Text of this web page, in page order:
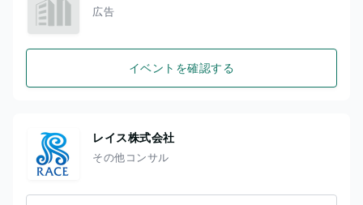
広告
イベントを確認する
レイス株式会社
その他コンサル